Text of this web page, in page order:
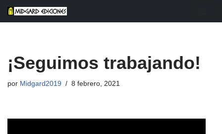
¡Seguimos trabajando!
por Midgard2019 8 febrero, 2021